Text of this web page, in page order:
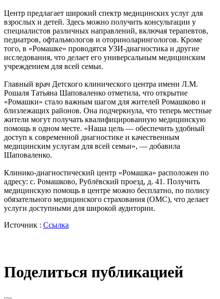
Центр предлагает широкий спектр медицинских услуг для
взрослых и детей. Здесь можно получить консультации у
специалистов различных направлений, включая терапевтов,
педиатров, офтальмологов и оториноларингологов. Кроме
того, в «Ромашке» проводятся УЗИ-диагностика и другие
исследования, что делает его универсальным медицинским
учреждением для всей семьи.
Главный врач Детского клинического центра имени Л.М.
Рошаля Татьяна Шаповаленко отметила, что открытие
«Ромашки» стало важным шагом для жителей Ромашково и
близлежащих районов. Она подчеркнула, что теперь местные
жители могут получать квалифицированную медицинскую
помощь в одном месте. «Наша цель — обеспечить удобный
доступ к современной диагностике и качественным
медицинским услугам для всей семьи», — добавила
Шаповаленко.
Клинико-диагностический центр «Ромашка» расположен по
адресу: с. Ромашково, Рублёвский проезд, д. 41. Получить
медицинскую помощь в центре можно бесплатно, по полису
обязательного медицинского страхования (ОМС), что делает
услуги доступными для широкой аудитории.
Источник : Ссылка
Поделиться публикацией